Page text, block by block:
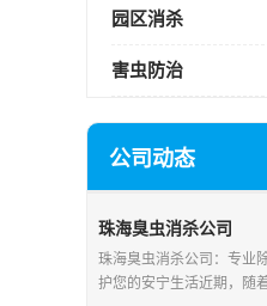
园区消杀
害虫防治
公司动态
珠海臭虫消杀公司
珠海臭虫消杀公司：专业
护您的安宁生活近期，随